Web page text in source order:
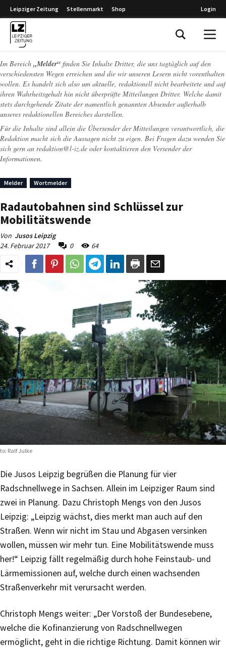
Leipziger Zeitung Stellenmarkt Shop Login
Im Bereich „Melder“ finden Sie Inhalte Dritter, die uns tagtäglich auf den
verschiedensten Wegen erreichen und die wir unseren Lesern nicht vorenthalten
wollen. Es handelt sich also um aktuelle, redaktionell nicht bearbeitete und auf
ihren Wahrheitsgehalt hin nicht überprüfte Mitteilungen Dritter. Welche damit
stets durchgehende Zitate der namentlich genannten Absender außerhalb
unseres redaktionellen Bereiches darstellen.
Für die Inhalte sind allein die Übersender der Mitteilungen verantwortlich, die
Redaktion macht sich die Aussagen nicht zu eigen. Bei Fragen dazu wenden Sie
sich gern an redaktion@l-iz.de oder kontaktieren den Versender der
Informationen.
Melder Wortmelder
Radautobahnen sind Schlüssel zur
Mobilitätswende
Von Jusos Leipzig
24. Februar 2017
0 64
Ralf Julke
Die Jusos Leipzig begrüßen die Planung für vier
Radschnellwege in Sachsen. Allein im Leipziger Raum sind
zwei in Planung. Dazu Christoph Mengs von den Jusos
Leipzig: „Leipzig wächst, dies merkt man auch auf den
Straßen. Wenn wir nicht im Stau und Abgasen versinken
wollen, müssen wir mehr tun. Eine Mobilitätswende muss
her!“ Leipzig fällt regelmäßig durch hohe Feinstaub- und
Lärmemissionen auf, welche durch einen wachsenden
Straßenverkehr mit verursacht werden.
Christoph Mengs weiter: „Der Vorstoß der Bundesebene,
welche die Kofinanzierung von Radschnellwegen
ermöglicht, geht in die richtige Richtung. Damit können wir